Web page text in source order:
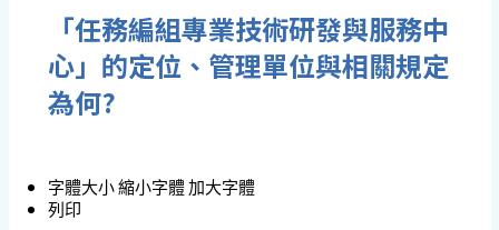
「任務編組專業技術研發與服務中
心」的定位、管理單位與相關規定
為何?
字體大小縮小字體加大字體
列印